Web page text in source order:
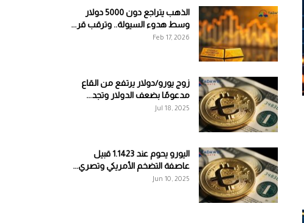
الذهب يتراجع دون 5000 دولار
وسط هدوء السيولة.. وترقب قر...
Feb 17, 2026
زوج يورو/دولار يرتفع من القاع
مدعومًا بضعف الدولار وتجد...
Jul 18, 2025
اليورو يحوم عند 1.1423 قبيل
عاصفة التضخم الأمريكي وتصري...
Jun 10, 2025